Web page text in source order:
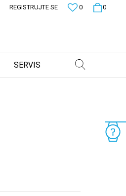
0
0
REGISTRUJTE SE
SERVIS